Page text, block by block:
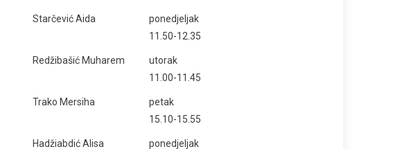
Starčević Aida
ponedjeljak
11.50-12.35
Redžibašić Muharem
utorak
11.00-11.45
Trako Mersiha
petak
15.10-15.55
Hadžiabdić Alisa
ponedjeljak